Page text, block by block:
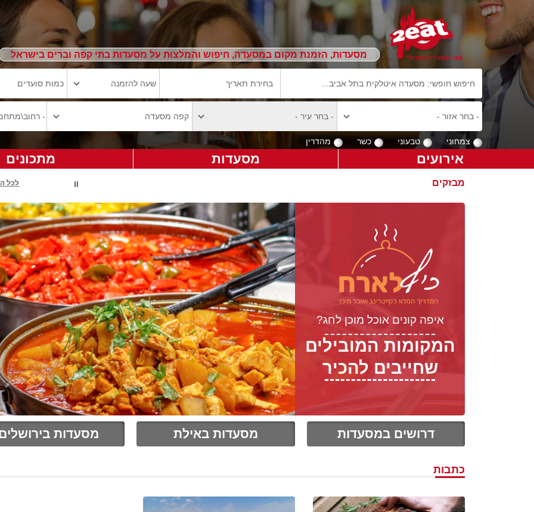
מסעדות, הזמנת מקום במסעדה, חיפוש והמלצות על מסעדות בתי קפה וברים בישראל
צמחוני טבעוני כשר מהדרין
אירועים מסעדות מתכונים
מבזקים לכל
איפה קונים אוכל מוכן לחג?
המקומות המובילים
שחייבים להכיר
דרושים במסעדות מסעדות באילת מסעדות
כתבות